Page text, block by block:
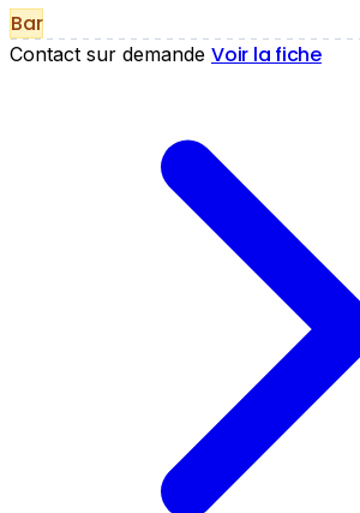
Bar
Contact sur demande Voir la fiche